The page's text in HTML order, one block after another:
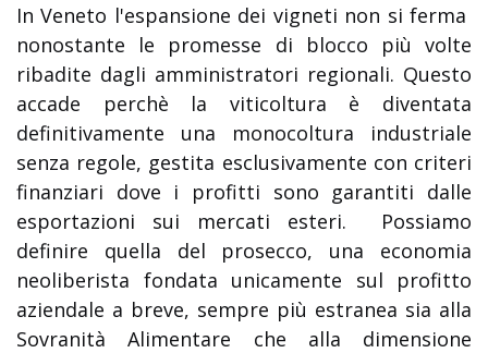
In Veneto l'espansione dei vigneti non si ferma
nonostante le promesse di blocco più volte
ribadite dagli amministratori regionali. Questo
accade perchè la viticoltura è diventata
definitivamente una monocoltura industriale
senza regole, gestita esclusivamente con criteri
finanziari dove i profitti sono garantiti dalle
esportazioni sui mercati esteri. Possiamo
definire quella del prosecco, una economia
neoliberista fondata unicamente sul profitto
aziendale a breve, sempre più estranea sia alla
Sovranità Alimentare che alla dimensione